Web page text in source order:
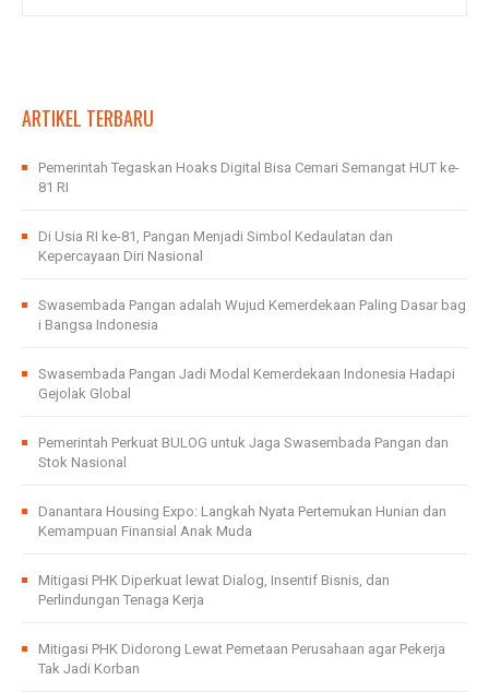
ARTIKEL TERBARU
Pemerintah Tegaskan Hoaks Digital Bisa Cemari Semangat HUT ke-
81 RI
Di Usia RI ke-81, Pangan Menjadi Simbol Kedaulatan dan
Kepercayaan Diri Nasional
Swasembada Pangan adalah Wujud Kemerdekaan Paling Dasar bag
i Bangsa Indonesia
Swasembada Pangan Jadi Modal Kemerdekaan Indonesia Hadapi
Gejolak Global
Pemerintah Perkuat BULOG untuk Jaga Swasembada Pangan dan
Stok Nasional
Danantara Housing Expo: Langkah Nyata Pertemukan Hunian dan
Kemampuan Finansial Anak Muda
Mitigasi PHK Diperkuat lewat Dialog, Insentif Bisnis, dan
Perlindungan Tenaga Kerja
Mitigasi PHK Didorong Lewat Pemetaan Perusahaan agar Pekerja
Tak Jadi Korban